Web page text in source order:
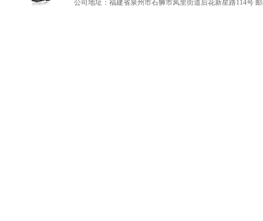
公司地址：福建省泉州市石狮市凤里街道后花新星路114号 邮